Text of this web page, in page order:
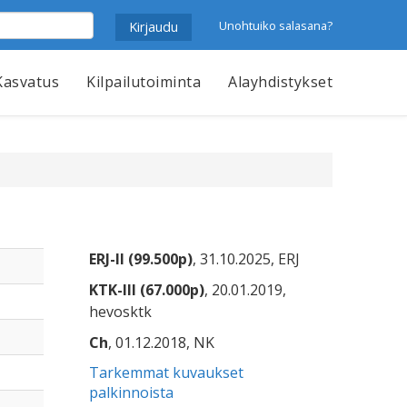
Unohtuiko salasana?
Kilpailutoiminta Alayhdistykset
ERJ-II (99.500p), 31.10.2025, ERJ
KTK-III (67.000p), 20.01.2019,
hevosktk
Ch, 01.12.2018, NK
Tarkemmat kuvaukset
palkinnoista